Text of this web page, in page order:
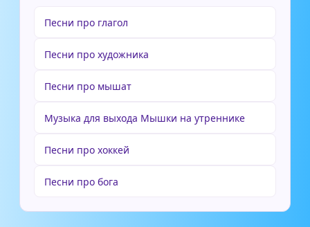
Песни про глагол
Песни про художника
Песни про мышат
Музыка для выхода Мышки на утреннике
Песни про хоккей
Песни про бога